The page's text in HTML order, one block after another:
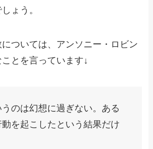
ょう。
ついては、アンソニー・ロビン
とを言っています↓
のは幻想に過ぎない。ある
を起こしたという結果だけ